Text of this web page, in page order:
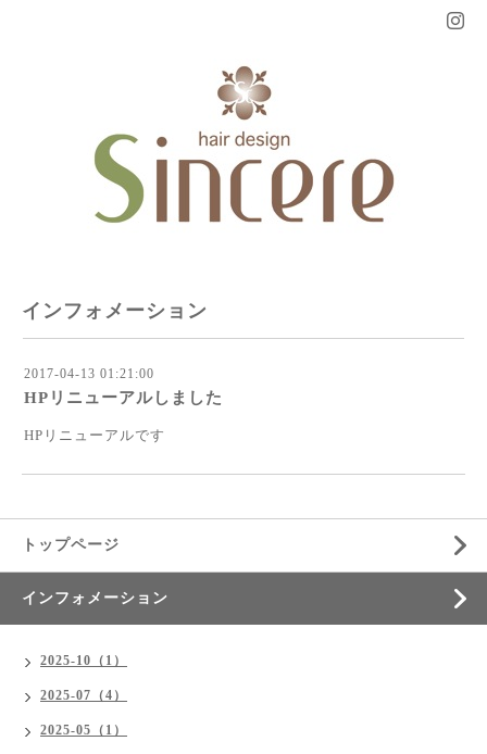
インフォメーション
2017-04-13 01:21:00
HPリニューアルしました
HPリニューアルです
トップページ
インフォメーション
2025-10（1）
2025-07（4）
2025-05（1）